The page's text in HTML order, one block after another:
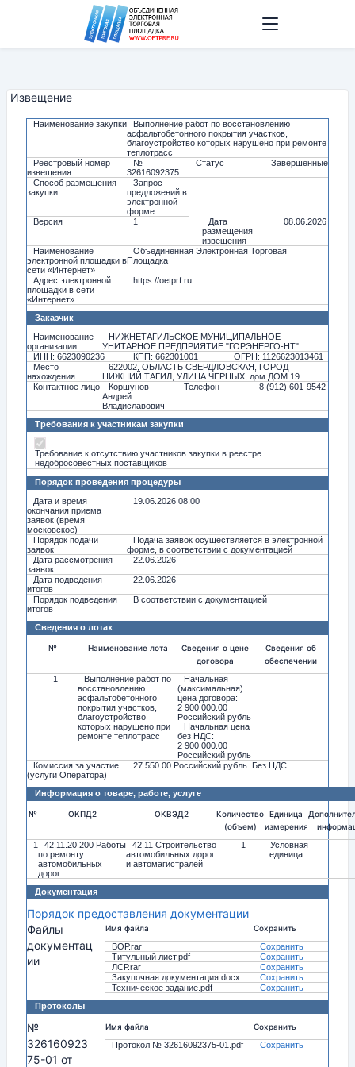
Извещение
Наименование закупки
Выполнение работ по восстановлению
асфальтобетонного покрытия участков,
благоустройство которых нарушено при ремонте
теплотрасс
Реестровый номер
извещения
№
32616092375
Статус Завершенные
Способ размещения
закупки
Запрос
предложений в
электронной
форме
Версия
1
Дата
размещения
извещения
08.06.2026
Наименование
электронной площадки в
сети «Интернет»
Объединенная Электронная Торговая
Площадка
Адрес электронной
площадки в сети
«Интернет»
https://oetprf.ru
Заказчик
Наименование
организации
НИЖНЕТАГИЛЬСКОЕ МУНИЦИПАЛЬНОЕ
УНИТАРНОЕ ПРЕДПРИЯТИЕ "ГОРЭНЕРГО-НТ"
ИНН: 6623090236
КПП: 662301001
ОГРН: 1126623013461
Место
нахождения
622002, ОБЛАСТЬ СВЕРДЛОВСКАЯ, ГОРОД
НИЖНИЙ ТАГИЛ, УЛИЦА ЧЕРНЫХ, дом ДОМ 19
Контактное лицо
Коршунов
Андрей
Владиславович
Телефон 8 (912) 601-9542
Требования к участникам закупки
Требование к отсутствию участников закупки в реестре
недобросовестных поставщиков
Порядок проведения процедуры
Дата и время
окончания приема
заявок (время
московское)
19.06.2026 08:00
Порядок подачи
заявок
Подача заявок осуществляется в электронной
форме, в соответствии с документацией
Дата рассмотрения
заявок
22.06.2026
Дата подведения
итогов
22.06.2026
Порядок подведения
итогов
В соответствии с документацией
Сведения о лотах
№ Наименование лота
Сведения о цене
договора
Сведения об
обеспечении
1
Выполнение работ по
восстановлению
асфальтобетонного
покрытия участков,
благоустройство
которых нарушено при
ремонте теплотрасс
Начальная
(максимальная)
цена договора:
2 900 000.00
Российский рубль
Начальная цена
без НДС:
2 900 000.00
Российский рубль
Комиссия за участие
(услуги Оператора)
27 550.00 Российский рубль. Без НДС
Информация о товаре, работе, услуге
№ ОКПД2 ОКВЭД2
Количество
(объем)
Единица
измерения
1
42.11.20.200 Работы
по ремонту
автомобильных
дорог
42.11 Строительство
автомобильных дорог
и автомагистралей
1
Условная
единица
Документация
Порядок предоставления документации
Файлы
документац
ии
Имя файла
Сохранить
ВОР.rar
Сохранить
Титульный лист.pdf
Сохранить
ЛСР.rar
Сохранить
Закупочная документация.docx
Сохранить
Техническое задание.pdf
Сохранить
Протоколы
№
326160923
75-01 от
Имя файла
Сохранить
Протокол № 32616092375-01.pdf
Сохранить